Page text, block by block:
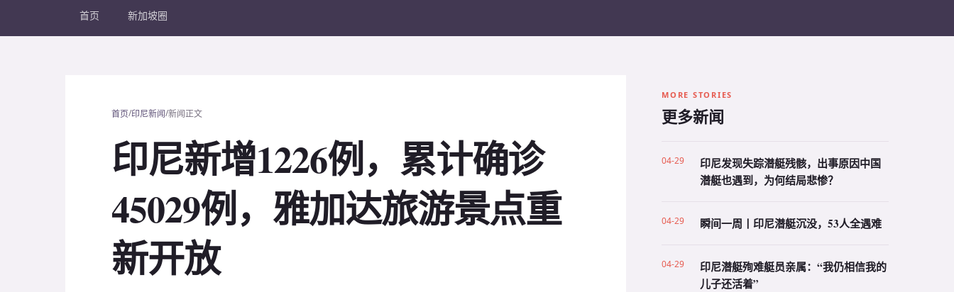
首页 新加坡圈
首页/印尼新闻/新闻正文
印尼新增1226例，累计确诊
45029例，雅加达旅游景点重
新开放
MORE STORIES
更多新闻
04-29
印尼发现失踪潜艇残骸，出事原因中国
潜艇也遇到，为何结局悲惨？
04-29 瞬间一周丨印尼潜艇沉没，53人全遇难
04-29
印尼潜艇殉难艇员亲属：“我仍相信我的
儿子还活着”